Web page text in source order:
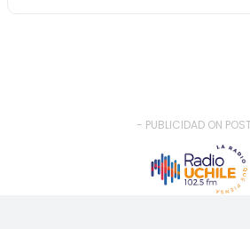
- PUBLICIDAD ON